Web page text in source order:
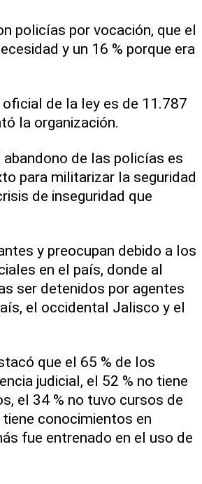
policías por vocación, que el
y un 16 % porque era
de la ley es de 11.787
la organización.
de las policías es
para militarizar la seguridad
de inseguridad que
y preocupan debido a los
en el país, donde al
ser detenidos por agentes
el occidental Jalisco y el
que el 65 % de los
judicial, el 52 % no tiene
el 34 % no tuvo cursos de
conocimientos en
fue entrenado en el uso de